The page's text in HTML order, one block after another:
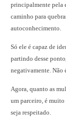
principalmente pela
caminho para
autoconhecimento.
Só ele é capaz de
partindo desse
negativamente. Não
Agora, quanto as
um parceiro, é
seja respeitado.